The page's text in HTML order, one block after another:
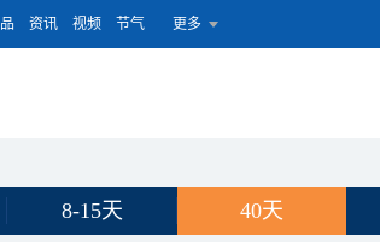
资讯 视频 节气 更多
8-15天 40天